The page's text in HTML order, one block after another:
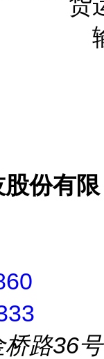
份有限
路36号